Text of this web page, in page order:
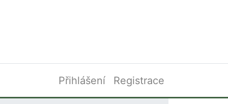
Přihlášení Registrace